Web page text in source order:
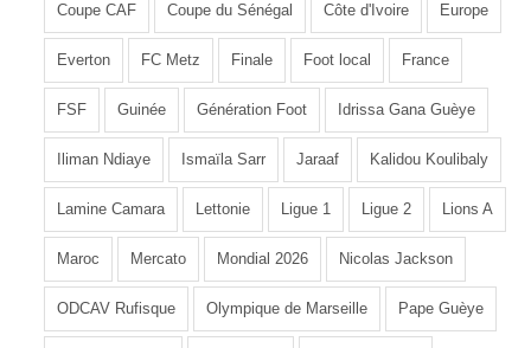
Coupe CAF Coupe du Sénégal Côte d'Ivoire Europe
Everton FC Metz Finale Foot local France
FSF Guinée Génération Foot Idrissa Gana Guèye
Iliman Ndiaye Ismaïla Sarr Jaraaf Kalidou Koulibaly
Lamine Camara Lettonie Ligue 1 Ligue 2 Lions A
Maroc Mercato Mondial 2026 Nicolas Jackson
ODCAV Rufisque Olympique de Marseille Pape Guèye